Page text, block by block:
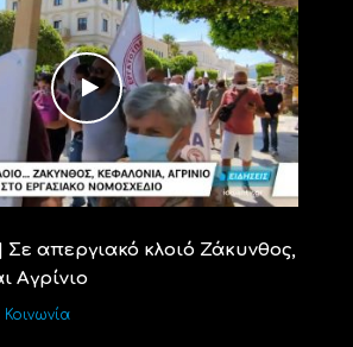
απεργιακό κλοιό Ζάκυνθος,
Αγρίνιο
Κοινωνία